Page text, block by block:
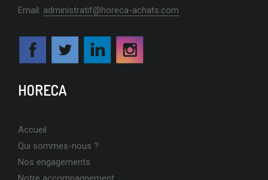
EN SAVOIR PLUS
ZOOM SUR ALP’VIANDES : PARTENAIRE D’HORECA-ACHATS
Email: administratif@horeca-achats.com
HORECA
Accueil
Qui sommes-nous ?
Nos engagements